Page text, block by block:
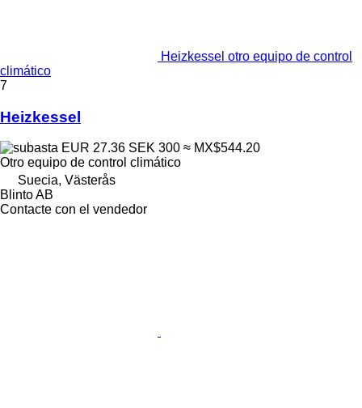
Heizkessel otro equipo de control
climático
7
Heizkessel
EUR 27.36 SEK 300 ≈ MX$544.20
Otro equipo de control climático
Suecia, Västerås
Blinto AB
Contacte con el vendedor